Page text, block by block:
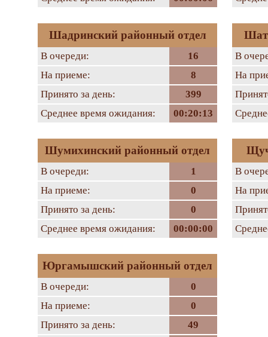
Шадринский районный отдел
В очереди:
16
На приеме:
8
Принято за день:
399
Среднее время ожидания:
00:20:13
В
На
Шумихинский районный отдел
В очереди:
1
На приеме:
0
Принято за день:
0
Среднее время ожидания:
00:00:00
В
На
Юргамышский районный отдел
В очереди:
0
На приеме:
0
Принято за день:
49